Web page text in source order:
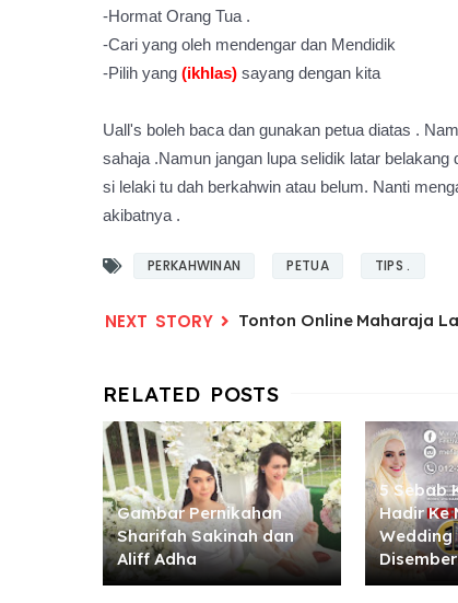
-Hormat Orang Tua .
-Cari yang oleh mendengar dan Mendidik
-Pilih yang (ikhlas) sayang dengan kita
Uall's boleh baca dan gunakan petua diatas .
sahaja .Namun jangan lupa selidik latar belakang
si lelaki tu dah berkahwin atau belum. Nanti
akibatnya .
PERKAHWINAN PETUA TIPS .
Tonton Online Maharaja
Gambar Pernikahan
Sharifah Sakinah dan
Aliff Adha
5 Sebab
Hadir Ke
Wedding